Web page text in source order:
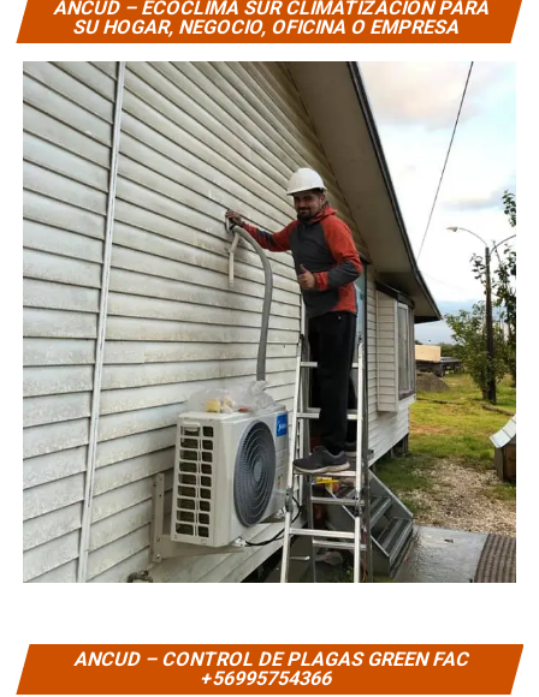
ANCUD – ECOCLIMA SUR CLIMATIZACIÓN PARA
SU HOGAR, NEGOCIO, OFICINA O EMPRESA
ANCUD – CONTROL DE PLAGAS GREEN FAC
+56995754366